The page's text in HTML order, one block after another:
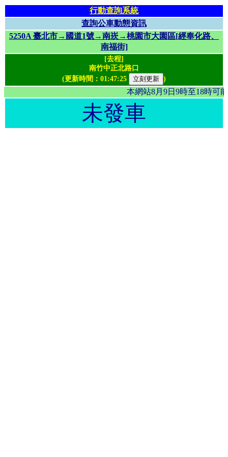
行動查詢系統
查詢公車動態資訊
5250A 臺北市→國道1號→南崁→桃園市大園區[經奉化路、
南福街]
[去程]
南竹中正北路口
(更新時間： 01:47:25 )
本網站8月9日9時至18
未發車